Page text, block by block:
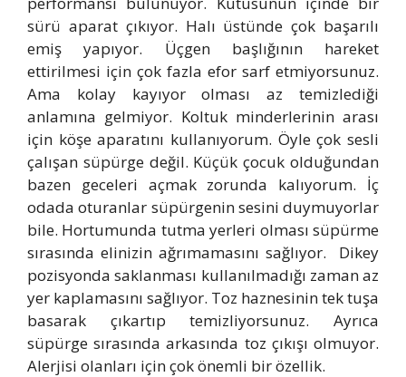
sürü aparat çıkıyor. Halı üstünde çok başarılı
emiş yapıyor. Üçgen başlığının hareket
ettirilmesi için çok fazla efor sarf etmiyorsunuz.
Ama kolay kayıyor olması az temizlediği
anlamına gelmiyor. Koltuk minderlerinin arası
için köşe aparatını kullanıyorum. Öyle çok sesli
çalışan süpürge değil. Küçük çocuk olduğundan
bazen geceleri açmak zorunda kalıyorum. İç
odada oturanlar süpürgenin sesini duymuyorlar
bile. Hortumunda tutma yerleri olması süpürme
sırasında elinizin ağrımamasını sağlıyor. Dikey
pozisyonda saklanması kullanılmadığı zaman az
yer kaplamasını sağlıyor. Toz haznesinin tek tuşa
basarak çıkartıp temizliyorsunuz. Ayrıca
süpürge sırasında arkasında toz çıkışı olmuyor.
Alerjisi olanları için çok önemli bir özellik.